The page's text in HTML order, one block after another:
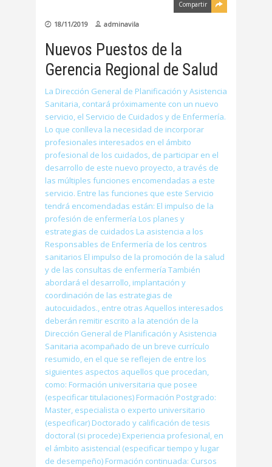
Compartir
18/11/2019 adminavila
Nuevos Puestos de la
Gerencia Regional de Salud
La Dirección General de Planificación y Asistencia
Sanitaria, contará próximamente con un nuevo
servicio, el Servicio de Cuidados y de Enfermería.
Lo que conlleva la necesidad de incorporar
profesionales interesados en el ámbito
profesional de los cuidados, de participar en el
desarrollo de este nuevo proyecto, a través de
las múltiples funciones encomendadas a este
servicio. Entre las funciones que este Servicio
tendrá encomendadas están: El impulso de la
profesión de enfermería Los planes y
estrategias de cuidados La asistencia a los
Responsables de Enfermería de los centros
sanitarios El impulso de la promoción de la salud
y de las consultas de enfermería También
abordará el desarrollo, implantación y
coordinación de las estrategias de
autocuidados., entre otras Aquellos interesados
deberán remitir escrito a la atención de la
Dirección General de Planificación y Asistencia
Sanitaria acompañado de un breve currículo
resumido, en el que se reflejen de entre los
siguientes aspectos aquellos que procedan,
como: Formación universitaria que posee
(especificar titulaciones) Formación Postgrado:
Master, especialista o experto universitario
(especificar) Doctorado y calificación de tesis
doctoral (si procede) Experiencia profesional, en
el ámbito asistencial (especificar tiempo y lugar
de desempeño) Formación continuada: Cursos